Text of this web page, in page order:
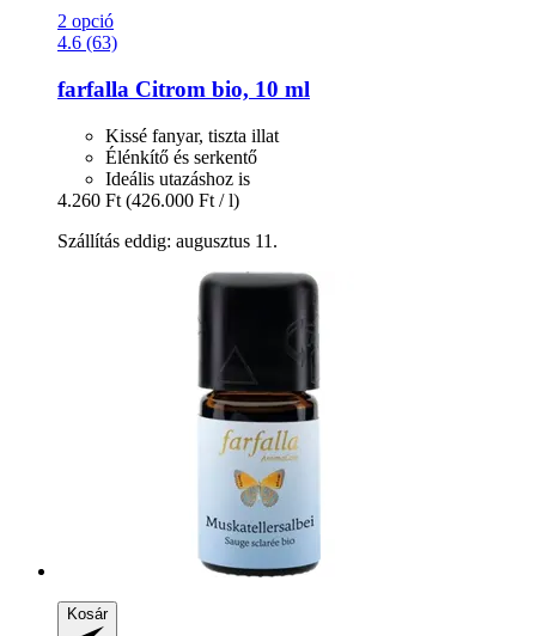
2 opció
4.6 (63)
farfalla Citrom bio, 10 ml
Kissé fanyar, tiszta illat
Élénkítő és serkentő
Ideális utazáshoz is
4.260 Ft (426.000 Ft / l)
Szállítás eddig: augusztus 11.
Kosár